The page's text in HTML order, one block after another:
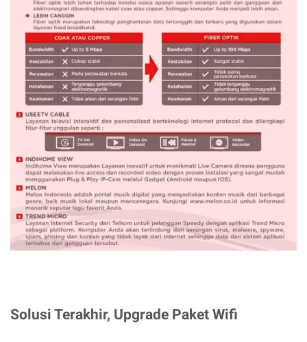
Solusi Terakhir, Upgrade Paket Wifi